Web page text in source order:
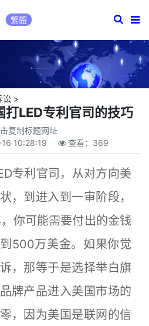
繁體
讼>
打LED专利官司的技巧
复制标题网址
10:28:19 查看： 369
专利官司，从对方向美
，到进入到一审阶段，
你可能需要付出的金钱
500万美金。如果你觉
，那等于是选择举白旗
牌产品进入美国市场的
，因为美国是联网的信